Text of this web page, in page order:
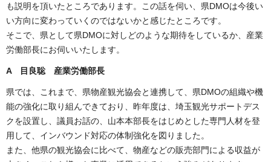
も説明を頂いたところであります。この話を伺い、県DMOは今後い
い方向に変わっていくのではないかと感じたところです。
そこで、県として県DMOに対しどのような期待をしているか、産業
労働部長にお伺いいたします。
A 目良聡 産業労働部長
県では、これまで、県物産観光協会と連携して、県DMOの組織や機
能の強化に取り組んできており、昨年度は、埼玉観光サポートデス
クを設置し、議員お話の、山本本部長をはじめとした専門人材を登
用して、インバウンド対応の体制強化を図りました。
また、他県の観光協会に比べて、物産などの販売部門による収益が